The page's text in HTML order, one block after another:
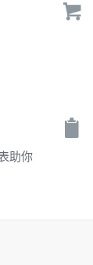
助你